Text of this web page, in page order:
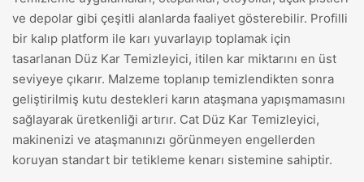
ve depolar gibi çeşitli alanlarda faaliyet gösterebilir. Profilli
bir kalıp platform ile karı yuvarlayıp toplamak için
tasarlanan Düz Kar Temizleyici, itilen kar miktarını en üst
seviyeye çıkarır. Malzeme toplanıp temizlendikten sonra
geliştirilmiş kutu destekleri karın ataşmana yapışmamasını
sağlayarak üretkenliği artırır. Cat Düz Kar Temizleyici,
makinenizi ve ataşmanınızı görünmeyen engellerden
koruyan standart bir tetikleme kenarı sistemine sahiptir.